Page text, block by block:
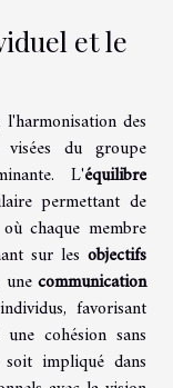
et le
des
visées du groupe
L'équilibre
permettant de
chaque membre
sur les objectifs
communication
favorisant
cohésion sans
impliqué dans